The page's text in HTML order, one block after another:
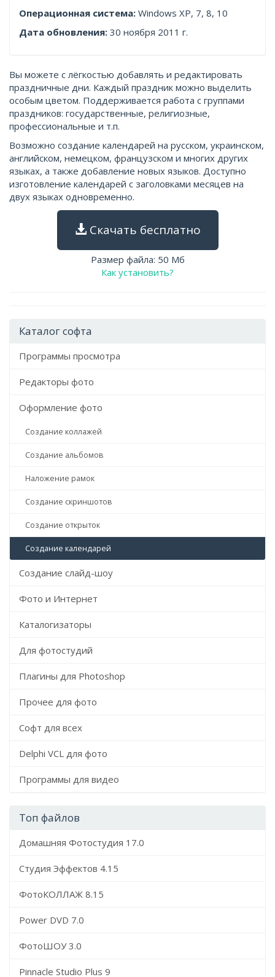
Операционная система: Windows XP, 7, 8, 10
Дата обновления: 30 ноября 2011 г.
Вы можете с лёгкостью добавлять и редактировать
праздничные дни. Каждый праздник можно выделить
особым цветом. Поддерживается работа с группами
праздников: государственные, религиозные,
профессиональные и т.п.
Возможно создание календарей на русском, украинском,
английском, немецком, французском и многих других
языках, а также добавление новых языков. Доступно
изготовление календарей с заголовками месяцев на
двух языках одновременно.
Скачать бесплатно
Размер файла: 50 Мб
Как установить?
Каталог софта
Программы просмотра
Редакторы фото
Оформление фото
Создание коллажей
Создание альбомов
Наложение рамок
Создание скриншотов
Создание открыток
Создание календарей
Создание слайд-шоу
Фото и Интернет
Каталогизаторы
Для фотостудий
Плагины для Photoshop
Прочее для фото
Софт для всех
Delphi VCL для фото
Программы для видео
Топ файлов
Домашняя Фотостудия 17.0
Студия Эффектов 4.15
ФотоКОЛЛАЖ 8.15
Power DVD 7.0
ФотоШОУ 3.0
Pinnacle Studio Plus 9